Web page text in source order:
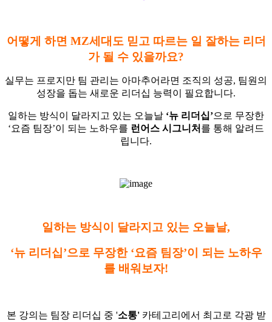
어떻게 하면 MZ세대도 믿고 따르는 일 잘하는 리더
가 될 수 있을까요?
실무는 프로지만 팀 관리는 아마추어라면 조직의 성공, 팀원의
성장을 돕는 새로운 리더십 능력이 필요합니다.
일하는 방식이 달라지고 있는 오늘날 ‘뉴 리더십’으로 무장한
‘요즘 팀장’이 되는 노하우를 런어스 시그니처 를 통해 알려드
립니다.
일하는 방식이 달라지고 있는 오늘날,
‘뉴 리더십’으로 무장한 ‘요즘 팀장’이 되는 노하우
를 배워보자!
본 강의는 팀장 리더십 중 '소통'카테고리에서 최고로 각광 받